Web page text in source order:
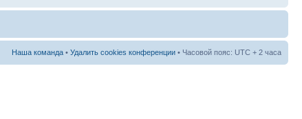
Наша команда • Удалить cookies конференции • Часовой пояс: UTC + 2 часа